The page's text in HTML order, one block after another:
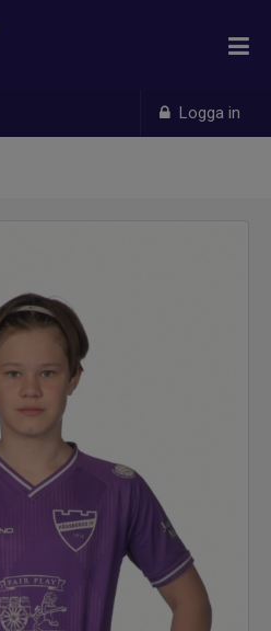
Logga in